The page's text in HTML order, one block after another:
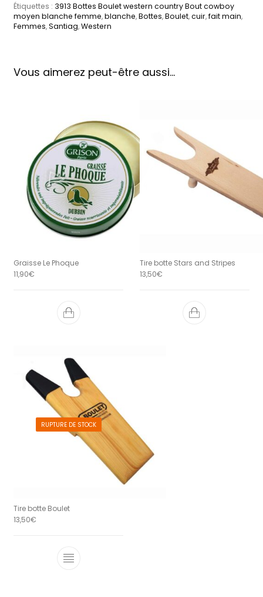
Étiquettes : 3913 Bottes Boulet western country Bout cowboy
moyen blanche femme,blanche,Bottes,Boulet,cuir,fait main,
Femmes,Santiag,Western
Vous aimerez peut-être aussi…
Graisse Le Phoque
11,90€
Tire botte Stars and Stripes
13,50€
RUPTURE DE STOCK
Tire botte Boulet
13,50€